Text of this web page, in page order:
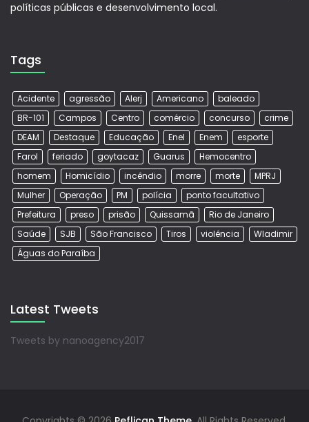
políticas públicas e desenvolvimento local.
Tags
Acidente agressão Alerj Americano
baleado
BR-101
Campos Centro comércio concurso
crime
DEAM
Destaque Educação Enel Enem
esporte
Farol
feriado goytacaz Guarus
Hemocentro
homem
Homicídio incêndio morre morte
MPRJ
Mulher
Operação PM polícia
ponto facultativo
Prefeitura
preso prisão Quissamã
Rio de Janeiro
Saúde
SJB São Francisco Tiros violência
Wladimir
Águas do Paraíba
Latest Tweets
Tweets by nanoagency2017